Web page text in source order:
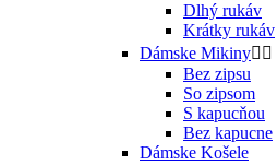
Dlhý rukáv
Krátky rukáv
Dámske Mikiny 
Bez zipsu
So zipsom
S kapucňou
Bez kapucne
Dámske Košele